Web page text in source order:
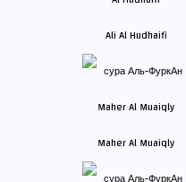
Ali Al Hudhaifi
Maher Al Muaiqly